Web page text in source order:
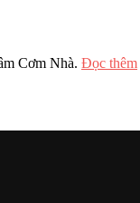
Cơm Nhà. Đọc thêm